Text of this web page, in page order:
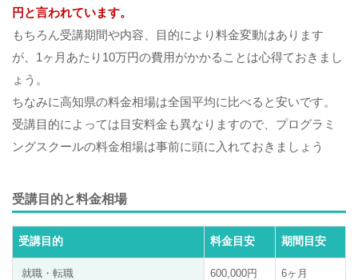
円と言われています。
もちろん受講期間や内容、目的により料金変動はあります
が、1ヶ月あたり10万円の費用がかかることは心得ておきまし
ょう。
ちなみに高知県の料金相場は全国平均に比べると安いです。
受講目的によっては目安料金も異なりますので、プログラミ
ングスクールの料金相場は事前に頭に入れておきましょう
受講目的と料金相場
受講目的 料金目安 期間目安
就職・転職 600,000円 6ヶ月